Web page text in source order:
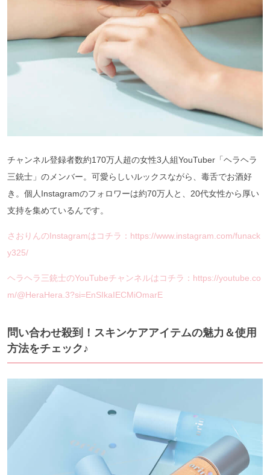
チャンネル登録者数約170万人超の女性3人組YouTuber「ヘラヘラ
三銃士」のメンバー。可愛らしいルックスながら、毒舌でお酒好
き。個人Instagramのフォロワーは約70万人と、20代女性から厚い
支持を集めているんです。
さおりんのInstagramはコチラ：https://www.instagram.com/funack
y325/
ヘラヘラ三銃士のYouTubeチャンネルはコチラ：https://youtube.co
m/@HeraHera.3?si=EnSIkaIECMiOmarE
問い合わせ殺到！スキンケアアイテムの魅力＆使用
方法をチェック♪